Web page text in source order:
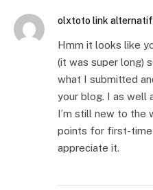
olxtoto link alternatif
Hmm it looks like
(it was super long)
what I submitted
your blog. I as well
I’m still new to the
points for first-time
appreciate it.